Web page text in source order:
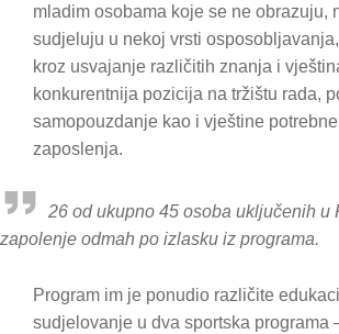
mladim osobama koje se ne obrazuju,
sudjeluju u nekoj vrsti
kroz usvajanje različitih znanja i
konkurentnija pozicija na tržištu rada,
samopouzdanje kao i vještine
zaposlenja.
26 od ukupno 45 osoba uključenih u
zapolenje odmah po izlasku iz programa.
Program im je ponudio različite
sudjelovanje u dva sportska programa